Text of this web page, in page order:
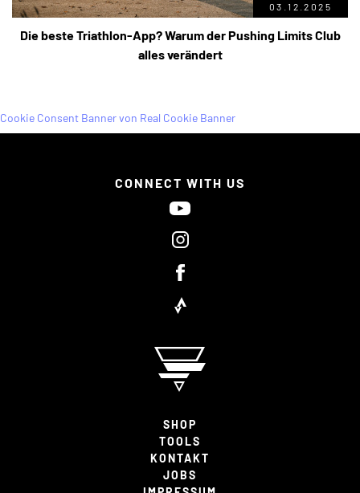
03.12.2025
Die beste Triathlon-App? Warum der Pushing Limits Club
alles verändert
CONNECT WITH US
SHOP
TOOLS
KONTAKT
JOBS
Cookie Consent Banner von Real Cookie Banner